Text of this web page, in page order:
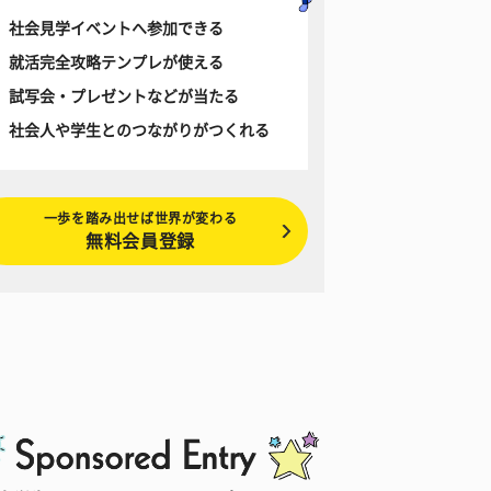
社会見学イベントへ参加できる
就活完全攻略テンプレが使える
試写会・プレゼントなどが当たる
社会人や学生とのつながりがつくれる
一歩を踏み出せば世界が変わる
無料会員登録